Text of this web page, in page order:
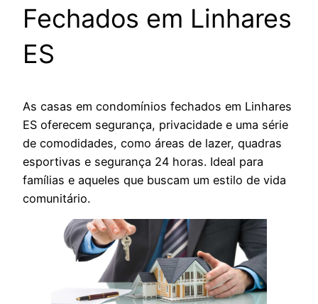
Fechados em Linhares
ES
As casas em condomínios fechados em Linhares
ES oferecem segurança, privacidade e uma série
de comodidades, como áreas de lazer, quadras
esportivas e segurança 24 horas. Ideal para
famílias e aqueles que buscam um estilo de vida
comunitário.